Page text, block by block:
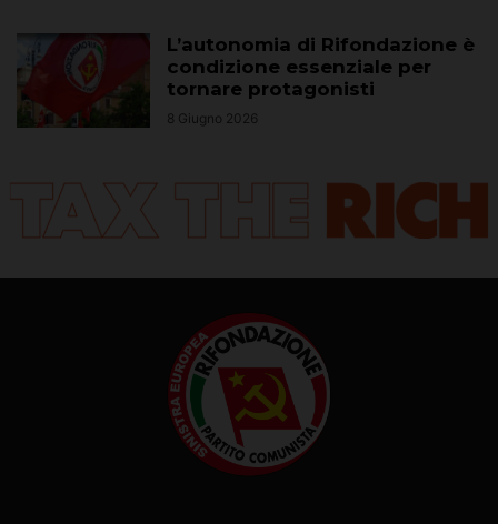
L’autonomia di Rifondazione è
condizione essenziale per
tornare protagonisti
8 Giugno 2026